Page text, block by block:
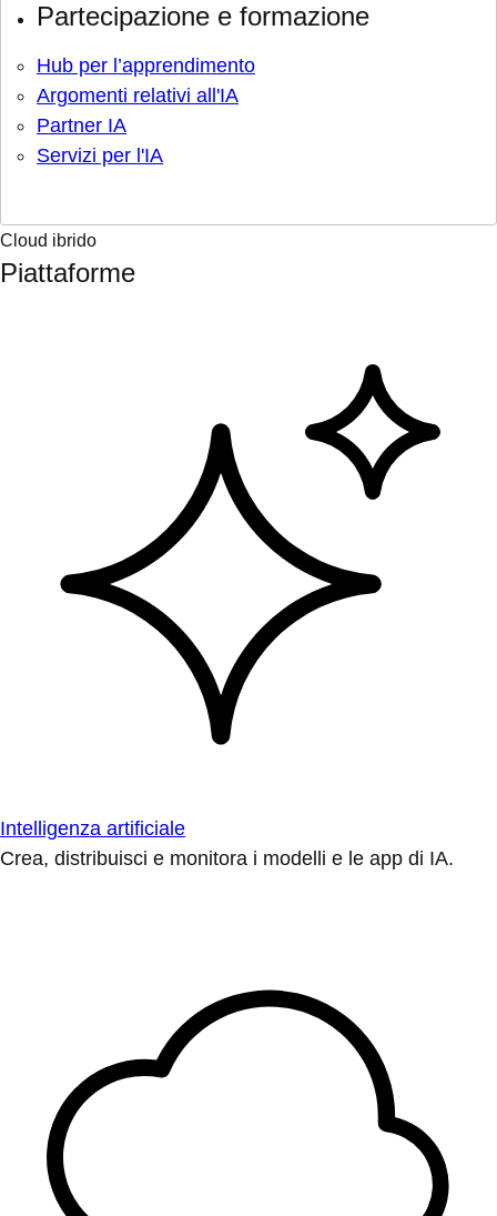
Partecipazione e formazione
Hub per l’apprendimento
Argomenti relativi all'IA
Partner IA
Servizi per l'IA
Cloud ibrido
Piattaforme
Intelligenza artificiale
Crea, distribuisci e monitora i modelli e le app di IA.